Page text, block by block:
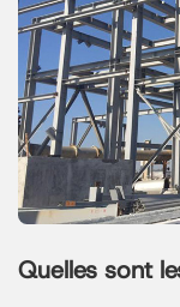
Quelles sont